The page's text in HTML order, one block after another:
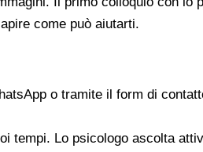
come può aiutarti.
o tramite il form di
tempi. Lo psicologo ascolta